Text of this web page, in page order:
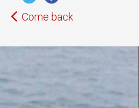
Come back